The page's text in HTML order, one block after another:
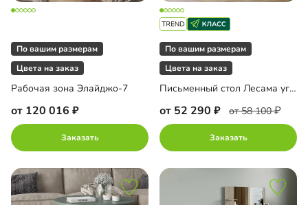
По вашим размерам
Цвета на заказ
Рабочая зона Элайджо-7
от 120 016
Заказать
По вашим размерам
Цвета на заказ
Письменный стол Лесама угловой
от 52 290 от 58 100
Заказать